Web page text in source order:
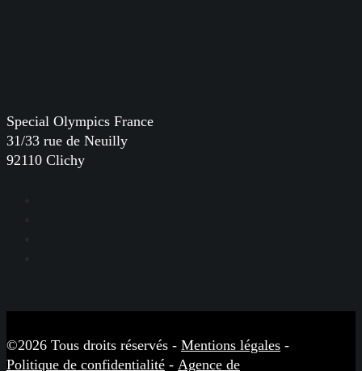
Special Olympics France
31/33 rue de Neuilly
92110 Clichy
©2026 Tous droits réservés - Mentions légales -
Politique de confidentialité - Agence de